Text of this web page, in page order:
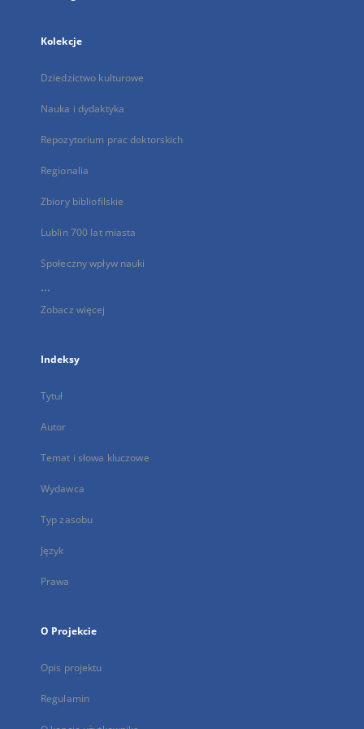
Kolekcje
Dziedzictwo kulturowe
Nauka i dydaktyka
Repozytorium prac doktorskich
Regionalia
Zbiory bibliofilskie
Lublin 700 lat miasta
Społeczny wpływ nauki
...
Zobacz więcej
Indeksy
Tytuł
Autor
Temat i słowa kluczowe
Wydawca
Typ zasobu
Język
Prawa
O Projekcie
Opis projektu
Regulamin